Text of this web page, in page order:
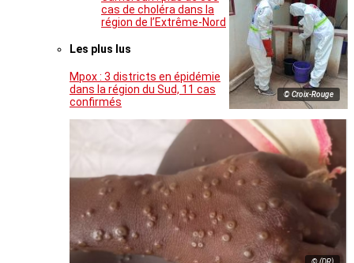
© Croix-Rouge
cas de choléra dans la
région de l’Extrême-Nord
Les plus lus
Mpox : 3 districts en épidémie
dans la région du Sud, 11 cas
confirmés